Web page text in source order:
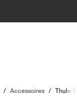
/ Accessoires / Thule